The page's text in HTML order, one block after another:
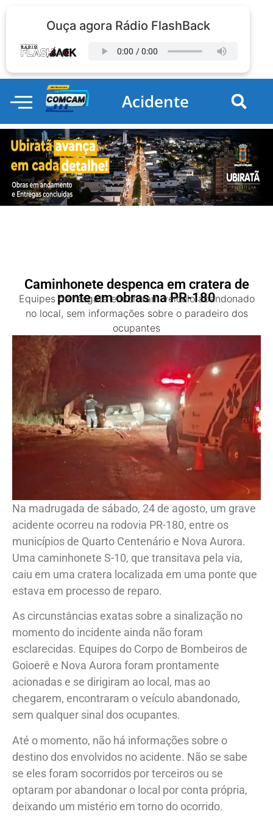
Ouça agora Rádio FlashBack
Acidente
Caminhonete despenca em cratera de
ponte em obras na PR-180
Equipes de resgate encontram veículo abandonado
no local, sem informações sobre o paradeiro dos
ocupantes
Na madrugada de sábado, 24 de agosto, um grave
acidente ocorreu na rodovia PR-180, entre os
municípios de Quarto Centenário e Nova Aurora.
Uma caminhonete S-10, que transitava pela via,
caiu em uma cratera localizada em uma ponte que
estava em processo de reparo.
As circunstâncias exatas sobre a sinalização no
momento do incidente ainda não foram
esclarecidas. Equipes do Corpo de Bombeiros de
Goioerê e Nova Aurora foram prontamente
acionadas e se dirigiram ao local, mas ao
chegarem, encontraram o veículo abandonado,
sem qualquer sinal dos ocupantes.
Até o momento, não há informações sobre o
destino dos envolvidos no acidente. Não se sabe
se eles foram socorridos por terceiros ou se
optaram por abandonar o local por conta própria,
deixando um mistério em torno do ocorrido.